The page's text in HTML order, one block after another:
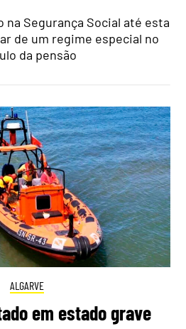
na Segurança Social até esta
de um regime especial no
da pensão
ALGARVE
em estado grave